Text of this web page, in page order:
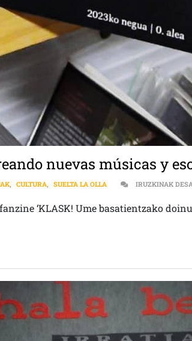
nuevas músicas y
, CULTURA, SUELTA LA OLLA IRUZKINAK
‘KLASK! Ume basatientzako doinu